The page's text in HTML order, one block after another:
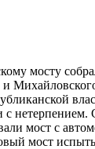
мосту
с
мост с
мост